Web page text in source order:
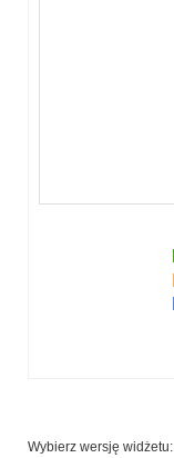
Wybierz wersję widżetu: